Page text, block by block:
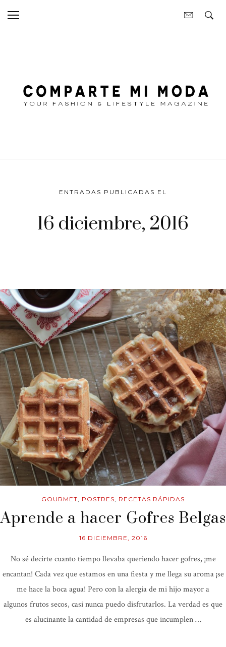
ENTRADAS PUBLICADAS EL
16 diciembre, 2016
GOURMET POSTRES RECETAS RÁPIDAS
Aprende a hacer Gofres Belgas
16 DICIEMBRE, 2016
No sé decirte cuanto tiempo llevaba queriendo hacer gofres, ¡me
encantan! Cada vez que estamos en una fiesta y me llega su aroma ¡se
me hace la boca agua! Pero con la alergia de mi hijo mayor a
algunos frutos secos, casi nunca puedo disfrutarlos. La verdad es que
es alucinante la cantidad de empresas que incumplen …